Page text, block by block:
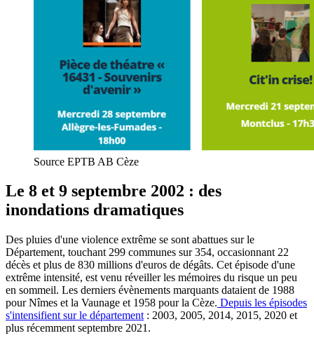
Source EPTB AB Cèze
Le 8 et 9 septembre 2002 : des
inondations dramatiques
Des pluies d'une violence extrême se sont abattues sur le
Département, touchant 299 communes sur 354, occasionnant 22
décès et plus de 830 millions d'euros de dégâts. Cet épisode d'une
extrême intensité, est venu réveiller les mémoires du risque un peu
en sommeil. Les derniers évènements marquants dataient de 1988
pour Nîmes et la Vaunage et 1958 pour la Cèze. Depuis les épisodes
s'intensifient sur le département : 2003, 2005, 2014, 2015, 2020 et
plus récemment septembre 2021.